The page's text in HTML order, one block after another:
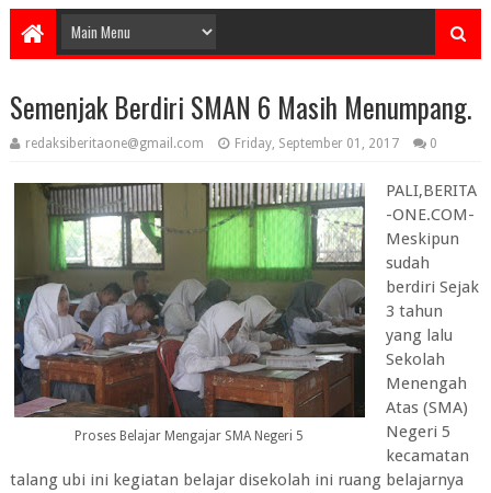
Semenjak Berdiri SMAN 6 Masih Menumpang.
redaksiberitaone@gmail.com Friday, September 01, 2017 0
Proses Belajar Mengajar SMA Negeri 5
PALI,BERITA
-ONE.COM-
Meskipun
sudah
berdiri Sejak
3 tahun
yang lalu
Sekolah
Menengah
Atas (SMA)
Negeri 5
kecamatan
talang ubi ini kegiatan belajar disekolah ini ruang belajarnya